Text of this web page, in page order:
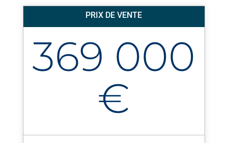
PRIX DE VENTE
369 000
€